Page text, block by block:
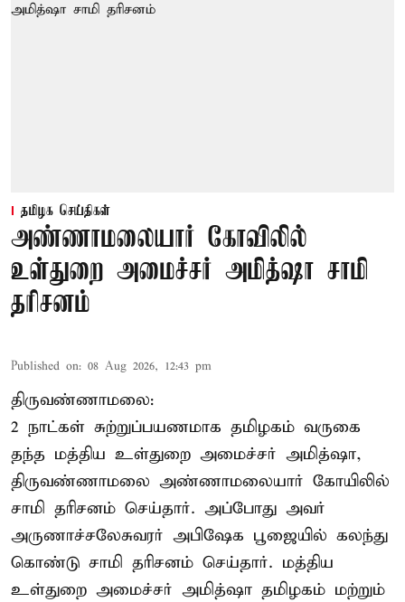
தமிழக செய்திகள்
அண்ணாமலையார் கோவிலில்
உள்துறை அமைச்சர் அமித்ஷா சாமி
தரிசனம்
Published on: 08 Aug 2026, 12:43 pm
திருவண்ணாமலை:
2 நாட்கள் சுற்றுப்பயணமாக தமிழகம் வருகை
தந்த மத்திய உள்துறை அமைச்சர் அமித்ஷா,
திருவண்ணாமலை அண்ணாமலையார் கோயிலில்
சாமி தரிசனம் செய்தார். அப்போது அவர்
அருணாச்சலேசுவரர் அபிஷேக பூஜையில் கலந்து
கொண்டு சாமி தரிசனம் செய்தார். மத்திய
உள்துறை அமைச்சர் அமித்ஷா தமிழகம் மற்றும்